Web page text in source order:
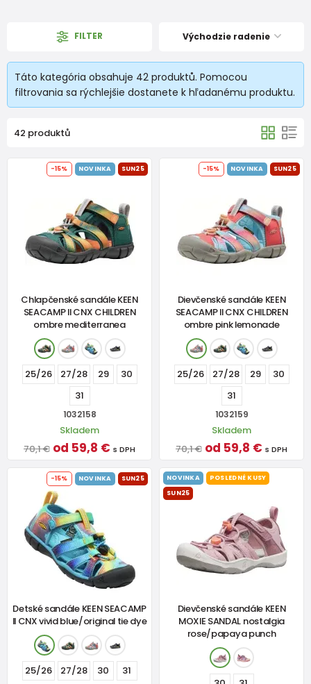
FILTER Východzie radenie
Táto kategória obsahuje 42 produktů. Pomocou
filtrovania sa rýchlejšie dostanete k hľadanému produktu.
42 produktů
-15% NOVINKA SUN25
Chlapčenské sandále KEEN
SEACAMP II CNX CHILDREN
ombre mediterranea
25/26 27/28 29
30
31
1032158
Skladem
70,1 € od 59,8 € s DPH
-15% NOVINKA SUN25
Dievčenské sandále KEEN
SEACAMP II CNX CHILDREN
ombre pink lemonade
25/26 27/28 29
30
31
1032159
Skladem
70,1 € od 59,8 € s DPH
-15% NOVINKA SUN25
Detské sandále KEEN SEACAMP
II CNX vivid blue/original tie dye
25/26 27/28 30 31
NOVINKA
POSLEDNÉ KUSY
SUN25
Dievčenské sandále KEEN
MOXIE SANDAL nostalgia
rose/papaya punch